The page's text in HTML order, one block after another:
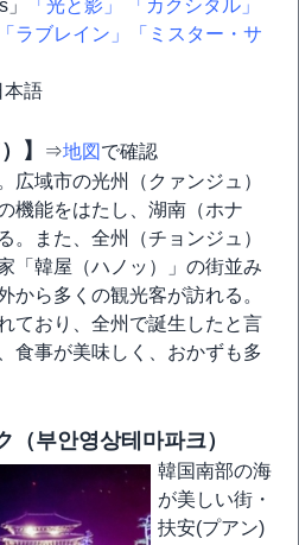
「光と影」
「カクシタル」
「ラブレイン」
「ミスター・サ
本語
】 ⇒地図 で確認
広域市の光州（クァンジュ）
機能をはたし、湖南（ホナ
。また、全州（チョンジュ）
「韓屋（ハノッ）」の街並み
から多くの観光客が訪れる。
ており、全州で誕生したと言
食事が美味しく、おかずも多
부안영상테마파크）
韓国南部の海
が美しい街・
扶安(プアン)